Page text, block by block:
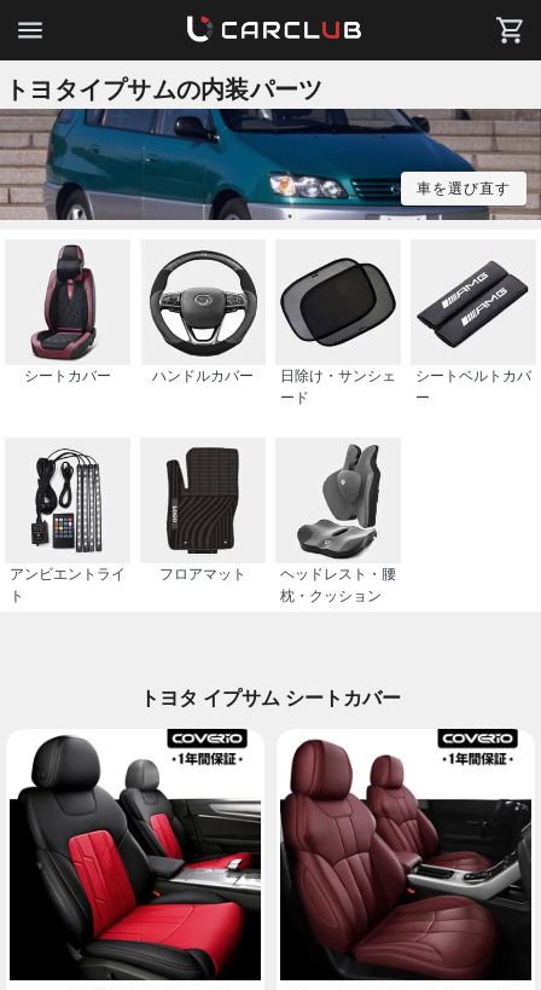
トヨタイプサムの内装パーツ
車を選び直す
シートカバー ハンドルカバー
日除け・サンシェ
ード
シートベルトカバ
ー
アンビエントライ
ト
フロアマット
ヘッドレスト・腰
枕・クッション
トヨタ イプサム シートカバー